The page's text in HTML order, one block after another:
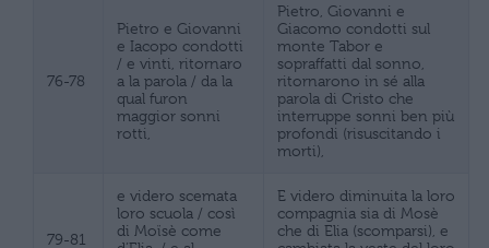
76-78
Pietro e Giovanni
e Iacopo condotti
/ e vinti, ritornaro
a la parola / da la
qual furon
maggior sonni
rotti,
Pietro, Giovanni e
Giacomo condotti sul
monte Tabor e
sopraffatti dal sonno,
ritornarono in sé alla
parola di Cristo che
interruppe sonni ben più
profondi (risuscitando i
morti),
79-81
e videro scemata
loro scuola / così
di Moïsè come
E videro diminuita la loro
compagnia sia di Mosè
che di Elia (scomparsi), e